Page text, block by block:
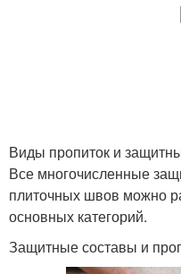
Виды пропиток и
Все многочисленные
плиточных швов можно
основных категорий.
Защитные составы и